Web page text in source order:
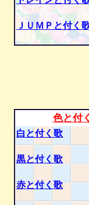
ＪＵＭＰと付く
色と付
白と付く歌
黒と付く歌
赤と付く歌